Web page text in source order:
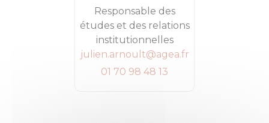
Responsable des
études et des relations
institutionnelles
julien.arnoult@agea.fr
01 70 98 48 13